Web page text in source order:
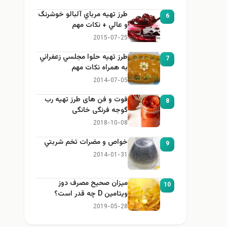
6
طرز تهيه مرباي آلبالو خوشرنگ
و عالي + نكات مهم
2015-07-25
7
طرز تهيه حلوا مجلسي زعفراني
به همراه نكات مهم
2014-07-05
8
فوت و فن های طرز تهیه رب
گوجه فرنگی خانگی
2018-10-08
9 خواص و مضرات تخم شربتي
2014-01-31
10
میزان صحیح مصرف دوز
ویتامین D چه قدر است؟
2019-05-28